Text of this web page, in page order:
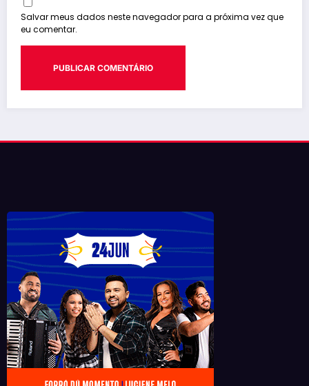
Salvar meus dados neste navegador para a próxima vez que
eu comentar.